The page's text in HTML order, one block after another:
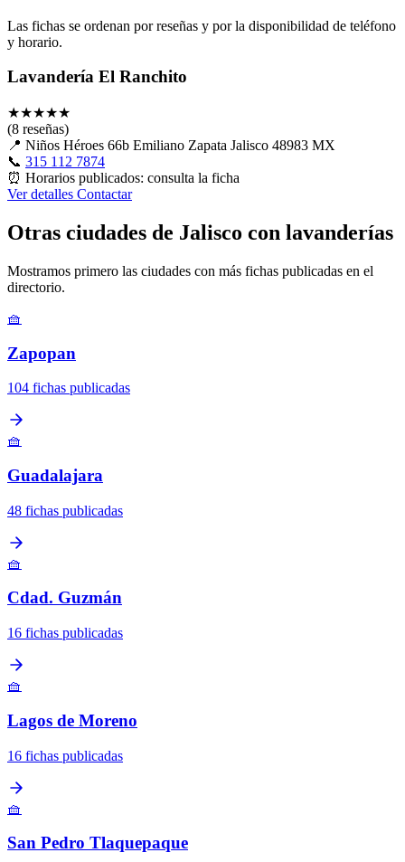
Las fichas se ordenan por reseñas y por la disponibilidad de teléfono
y horario.
Lavandería El Ranchito
★★★★★
(8 reseñas)
📍 Niños Héroes 66b Emiliano Zapata Jalisco 48983 MX
📞 315 112 7874
⏰ Horarios publicados: consulta la ficha
Ver detalles Contactar
Otras ciudades de Jalisco con lavanderías
Mostramos primero las ciudades con más fichas publicadas en el
directorio.
🧺
Zapopan
104 fichas publicadas
🧺
Guadalajara
48 fichas publicadas
🧺
Cdad. Guzmán
16 fichas publicadas
🧺
Lagos de Moreno
16 fichas publicadas
🧺
San Pedro Tlaquepaque